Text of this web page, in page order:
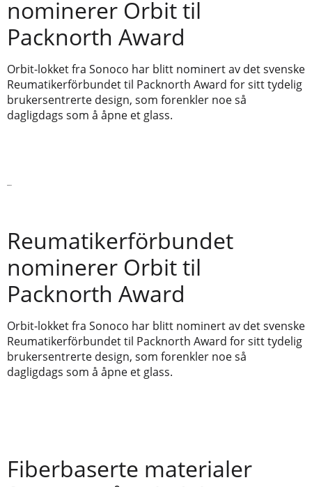
nominerer Orbit til
Packnorth Award
Orbit-lokket fra Sonoco har blitt nominert av det svenske
Reumatikerförbundet til Packnorth Award for sitt tydelig
brukersentrerte design, som forenkler noe så
dagligdags som å åpne et glass.
Reumatikerförbundet
nominerer Orbit til
Packnorth Award
Orbit-lokket fra Sonoco har blitt nominert av det svenske
Reumatikerförbundet til Packnorth Award for sitt tydelig
brukersentrerte design, som forenkler noe så
dagligdags som å åpne et glass.
Fiberbaserte materialer